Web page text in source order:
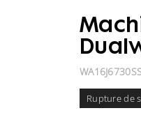
Rupture de